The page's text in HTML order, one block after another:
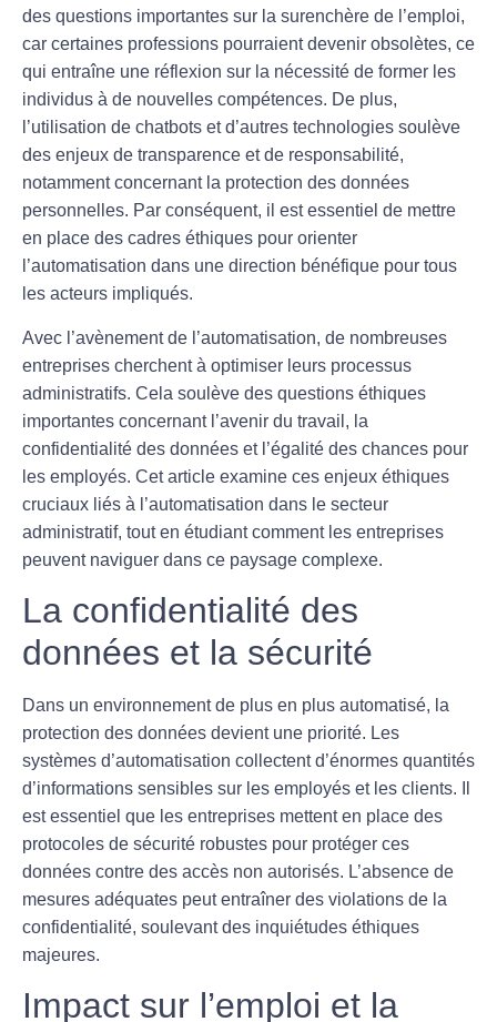
des questions importantes sur la surenchère de l’emploi,
car certaines professions pourraient devenir obsolètes, ce
qui entraîne une réflexion sur la nécessité de former les
individus à de nouvelles compétences. De plus,
l’utilisation de chatbots et d’autres technologies soulève
des enjeux de transparence et de responsabilité,
notamment concernant la protection des données
personnelles. Par conséquent, il est essentiel de mettre
en place des cadres éthiques pour orienter
l’automatisation dans une direction bénéfique pour tous
les acteurs impliqués.
Avec l’avènement de l’automatisation, de nombreuses
entreprises cherchent à optimiser leurs processus
administratifs. Cela soulève des questions éthiques
importantes concernant l’avenir du travail, la
confidentialité des données et l’égalité des chances pour
les employés. Cet article examine ces enjeux éthiques
cruciaux liés à l’automatisation dans le secteur
administratif, tout en étudiant comment les entreprises
peuvent naviguer dans ce paysage complexe.
La confidentialité des
données et la sécurité
Dans un environnement de plus en plus automatisé, la
protection des données devient une priorité. Les
systèmes d’automatisation collectent d’énormes quantités
d’informations sensibles sur les employés et les clients. Il
est essentiel que les entreprises mettent en place des
protocoles de sécurité robustes pour protéger ces
données contre des accès non autorisés. L’absence de
mesures adéquates peut entraîner des violations de la
confidentialité, soulevant des inquiétudes éthiques
majeures.
Impact sur l’emploi et la